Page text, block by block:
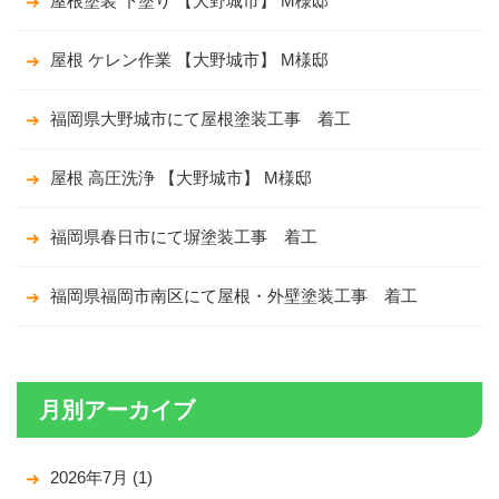
屋根 ケレン作業 【大野城市】 M様邸
福岡県大野城市にて屋根塗装工事 着工
屋根 高圧洗浄 【大野城市】 M様邸
福岡県春日市にて塀塗装工事 着工
福岡県福岡市南区にて屋根・外壁塗装工事 着工
月別アーカイブ
2026年7月 (1)